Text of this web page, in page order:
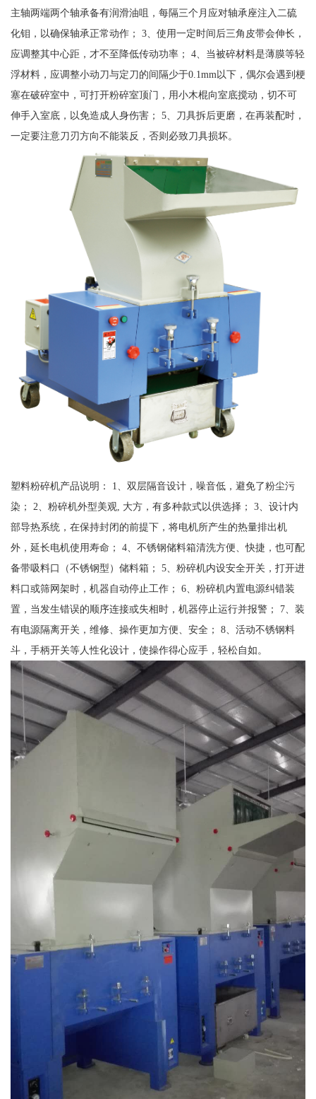
主轴两端两个轴承备有润滑油咀，每隔三个月应对轴承座注入二硫
化钼，以确保轴承正常动作； 3、使用一定时间后三角皮带会伸长，
应调整其中心距，才不至降低传动功率； 4、当被碎材料是薄膜等轻
浮材料，应调整小动刀与定刀的间隔少于0.1mm以下，偶尔会遇到梗
塞在破碎室中，可打开粉碎室顶门，用小木棍向室底搅动，切不可
伸手入室底，以免造成人身伤害； 5、刀具拆后更磨，在再装配时，
一定要注意刀刃方向不能装反，否则必致刀具损坏。
塑料粉碎机产品说明： 1、双层隔音设计，噪音低，避免了粉尘污
染； 2、粉碎机外型美观, 大方，有多种款式以供选择； 3、设计内
部导热系统，在保持封闭的前提下，将电机所产生的热量排出机
外，延长电机使用寿命； 4、不锈钢储料箱清洗方便、快捷，也可配
备带吸料口（不锈钢型）储料箱； 5、粉碎机内设安全开关，打开进
料口或筛网架时，机器自动停止工作； 6、粉碎机内置电源纠错装
置，当发生错误的顺序连接或失相时，机器停止运行并报警； 7、装
有电源隔离开关，维修、操作更加方便、安全； 8、活动不锈钢料
斗，手柄开关等人性化设计，使操作得心应手，轻松自如。